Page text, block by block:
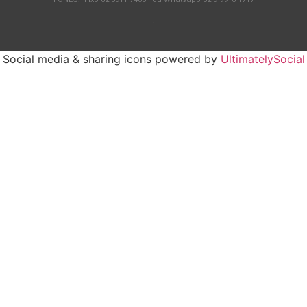
.
Social media & sharing icons powered by UltimatelySocial